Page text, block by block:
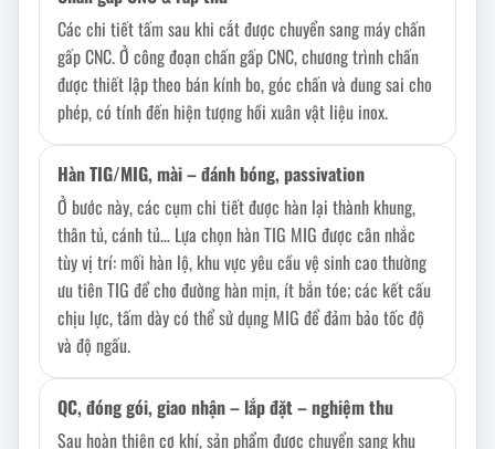
Các chi tiết tấm sau khi cắt được chuyển sang máy chấn
gấp CNC. Ở công đoạn chấn gấp CNC, chương trình chấn
được thiết lập theo bán kính bo, góc chấn và dung sai cho
phép, có tính đến hiện tượng hồi xuân vật liệu inox.
Hàn TIG/MIG, mài – đánh bóng, passivation
Ở bước này, các cụm chi tiết được hàn lại thành khung,
thân tủ, cánh tủ… Lựa chọn hàn TIG MIG được cân nhắc
tùy vị trí: mối hàn lộ, khu vực yêu cầu vệ sinh cao thường
ưu tiên TIG để cho đường hàn mịn, ít bắn tóe; các kết cấu
chịu lực, tấm dày có thể sử dụng MIG để đảm bảo tốc độ
và độ ngấu.
QC, đóng gói, giao nhận – lắp đặt – nghiệm thu
Sau hoàn thiện cơ khí, sản phẩm được chuyển sang khu